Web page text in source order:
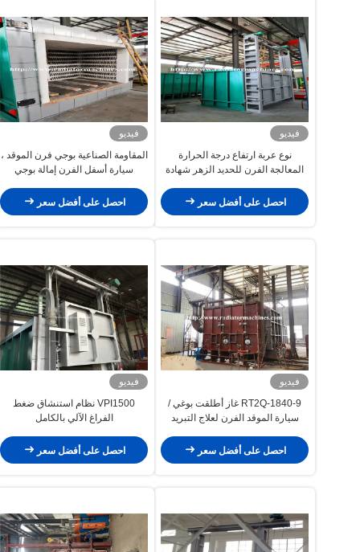
فيديو
نوع عربة ارتفاع درجة الحرارة
المعالجة الفرن للحديد الزهر شهادة
احصل على أفضل سعر
فيديو
المقاومة الصناعية بوجي فرن الموقد ،
سيارة أسفل الفرن إمالة بوجي
احصل على أفضل سعر
فيديو
RT2Q-1840-9 غاز أطلقت بوغي /
سيارة الموقد الفرن لعلاج التبريد
احصل على أفضل سعر
فيديو
VPI1500 نظام استنشاق ضغط
الفراغ الآلي بالكامل
احصل على أفضل سعر